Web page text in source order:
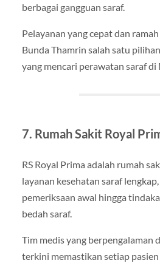
berbagai gangguan saraf.
Pelayanan yang cepat dan
Bunda Thamrin salah satu
yang mencari perawatan saraf di
7. Rumah Sakit Royal
RS Royal Prima adalah rumah
layanan kesehatan saraf
pemeriksaan awal hingga
bedah saraf.
Tim medis yang berpengalaman
terkini memastikan setiap